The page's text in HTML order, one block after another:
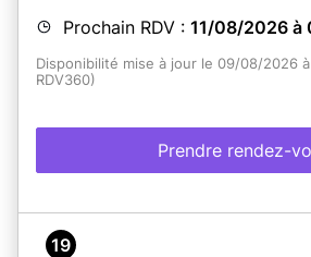
Prochain RDV : 11/08/2026 à
Disponibilité mise à jour le 09/08/2026
RDV360)
Prendre rendez-
19